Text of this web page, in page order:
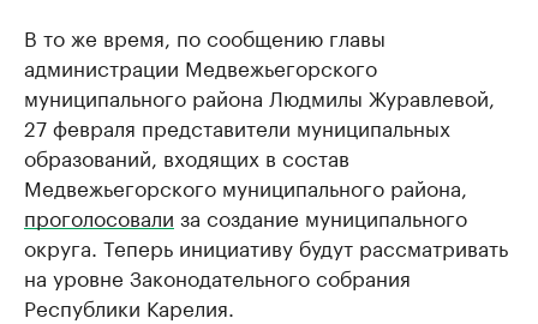
В то же время, по сообщению главы
администрации Медвежьегорского
муниципального района Людмилы Журавлевой,
27 февраля представители муниципальных
образований, входящих в состав
Медвежьегорского муниципального района,
проголосовали за создание муниципального
округа. Теперь инициативу будут рассматривать
на уровне Законодательного собрания
Республики Карелия.